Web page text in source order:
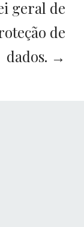
geral de
de
dados. →